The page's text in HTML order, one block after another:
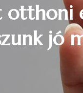
otthoni
jó